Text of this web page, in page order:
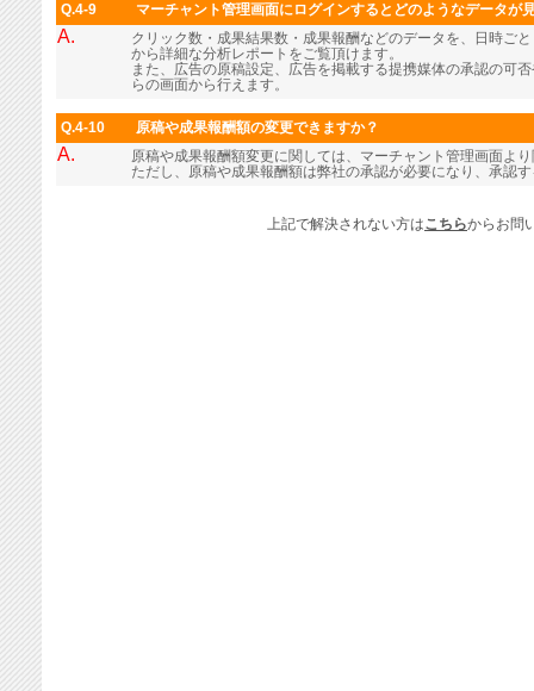
Q.4-9 マーチャント管理画面にログインするとどのようなデータが
A.
クリック数・成果結果数・成果報酬などのデータを、日時ご
から詳細な分析レポートをご覧頂けます。
また、広告の原稿設定、広告を掲載する提携媒体の承認の可
らの画面から行えます。
Q.4-10 原稿や成果報酬額の変更できますか？
A.
原稿や成果報酬額変更に関しては、マーチャント管理画面よ
ただし、原稿や成果報酬額は弊社の承認が必要になり、承認
上記で解決されない方はこちらからお問